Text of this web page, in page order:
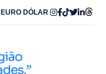
EURO DÓLAR